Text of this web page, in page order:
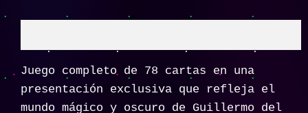
Juego completo de 78 cartas en una
presentación exclusiva que refleja el
mundo mágico y oscuro de Guillermo del